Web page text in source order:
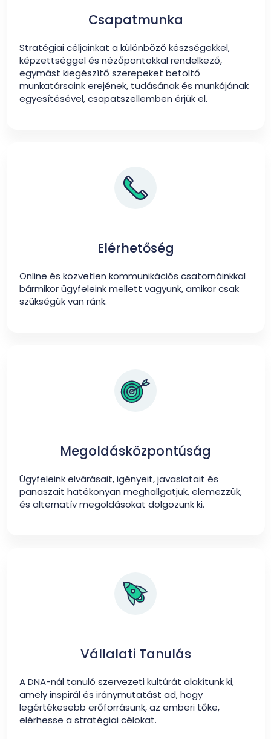
Csapatmunka
Stratégiai céljainkat a különböző készségekkel,
képzettséggel és nézőpontokkal rendelkező,
egymást kiegészítő szerepeket betöltő
munkatársaink erejének, tudásának és munkájának
egyesítésével, csapatszellemben érjük el.
Elérhetőség
Online és közvetlen kommunikációs csatornáinkkal
bármikor ügyfeleink mellett vagyunk, amikor csak
szükségük van ránk.
Megoldásközpontúság
Ügyfeleink elvárásait, igényeit, javaslatait és
panaszait hatékonyan meghallgatjuk, elemezzük,
és alternatív megoldásokat dolgozunk ki.
Vállalati Tanulás
A DNA-nál tanuló szervezeti kultúrát alakítunk ki,
amely inspirál és iránymutatást ad, hogy
legértékesebb erőforrásunk, az emberi tőke,
elérhesse a stratégiai célokat.